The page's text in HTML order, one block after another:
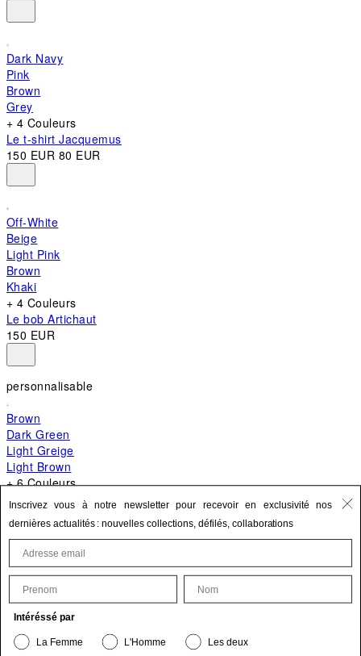
Dark Navy
Pink
Brown
Grey
+ 4 Couleurs
Le t-shirt Jacquemus
150 EUR 80 EUR
Off-White
Beige
Light Pink
Brown
Khaki
+ 4 Couleurs
Le bob Artichaut
150 EUR
personnalisable
Brown
Dark Green
Light Greige
Light Brown
+ 6 Couleurs
+ 10 Couleurs
620 EUR
Mettre à jour vos informations personnelles
Le produit est bien ajouté à vos favoris.
Inscrivez vous à notre newsletter pour recevoir en exclusivité nos
dernières actualités : nouvelles collections, défilés, collaborations
First Name Last Name
Intéréssé par
La Femme L'Homme Les deux